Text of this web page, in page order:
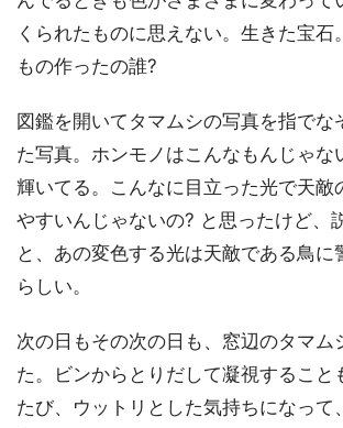
くられたものに思えない。生きた宝石
もの作ったの誰?
図鑑を開いてタマムシの写真を指でな
た写真。ホンモノはこんなもんじゃな
輝いてる。こんなに目立った光で天敵
やすいんじゃないの? と思ったけど、
と、あの変色する光は天敵である鳥に
らしい。
次の日もその次の日も、窓辺のタマム
た。ビンからとりだして凝視すること
たび、ウットリとした気持ちになって